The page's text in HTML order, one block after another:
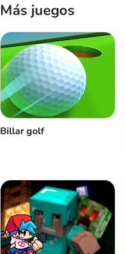
Más juegos
Billar golf